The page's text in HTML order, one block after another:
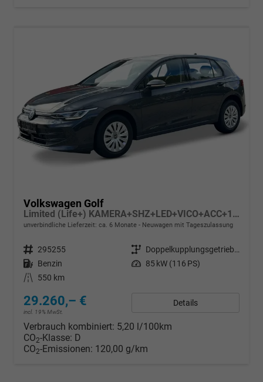
Volkswagen Golf
Limited (Life+) KAMERA+SHZ+LED+VICO+ACC+17'' ALU
unverbindliche Lieferzeit: ca. 6 Monate Neuwagen mit Tageszulassung
Fahrzeugnr. 295255 Getriebe
Doppelkupplungsgetriebe (DSG)
Kraftstoff Benzin Leistung 85 kW (116 PS)
Kilometerstand
550 km
29.260,– €
incl. 19% MwSt.
Details
Verbrauch kombiniert: 5,20 l/100km
CO2-Klasse: D
CO2-Emissionen: 120,00 g/km